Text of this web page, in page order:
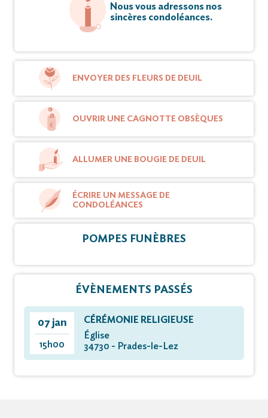
Nous vous adressons nos
sincères condoléances.
ENVOYER DES FLEURS DE DEUIL
OUVRIR UNE CAGNOTTE OBSÈQUES
ALLUMER UNE BOUGIE DE DEUIL
ÉCRIRE UN MESSAGE DE
CONDOLÉANCES
POMPES FUNÈBRES
ÉVÈNEMENTS PASSÉS
07 jan
15h00
CÉRÉMONIE RELIGIEUSE
Église
34730 - Prades-le-Lez